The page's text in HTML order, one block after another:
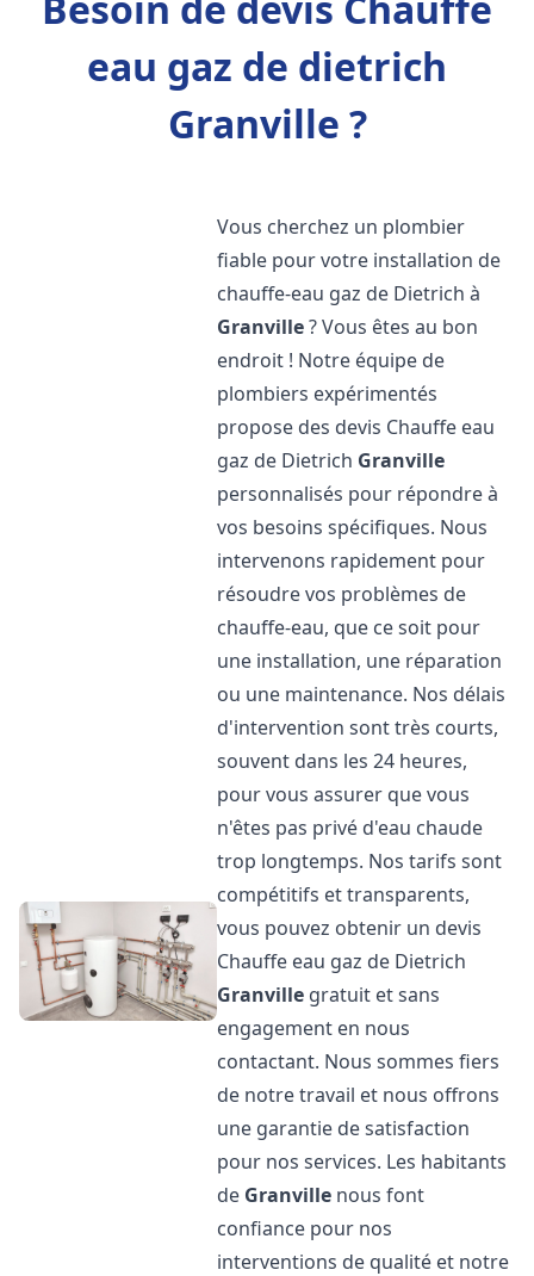
eau gaz de dietrich
Granville ?
Vous cherchez un plombier
fiable pour votre installation de
chauffe-eau gaz de Dietrich à
Granville? Vous êtes au bon
endroit ! Notre équipe de
plombiers expérimentés
propose des devis Chauffe eau
gaz de Dietrich Granville
personnalisés pour répondre à
vos besoins spécifiques. Nous
intervenons rapidement pour
résoudre vos problèmes de
chauffe-eau, que ce soit pour
une installation, une réparation
ou une maintenance. Nos délais
d'intervention sont très courts,
souvent dans les 24 heures,
pour vous assurer que vous
n'êtes pas privé d'eau chaude
trop longtemps. Nos tarifs sont
compétitifs et transparents,
vous pouvez obtenir un devis
Chauffe eau gaz de Dietrich
Granville gratuit et sans
engagement en nous
contactant. Nous sommes fiers
de notre travail et nous offrons
une garantie de satisfaction
pour nos services. Les habitants
de Granville nous font
confiance pour nos
interventions de qualité et notre